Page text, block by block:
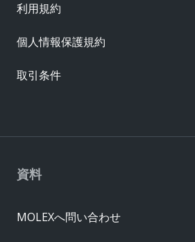
資料
MOLEXへ問い合わせ
利用規約
個人情報保護規約
取引条件